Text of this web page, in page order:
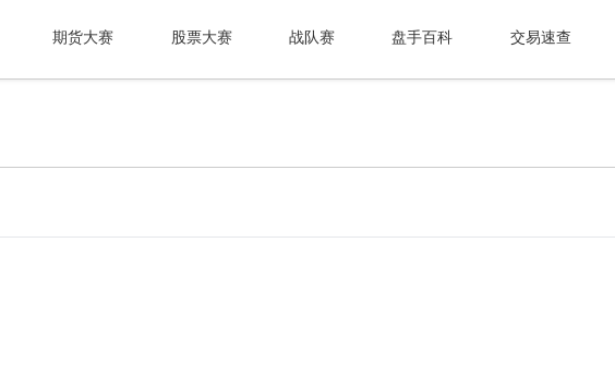
期货大赛 股票大赛 战队赛 盘手百科 交易速查